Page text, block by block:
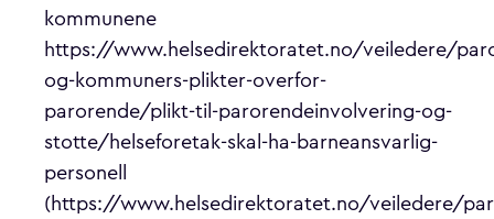
kommunene
https://www.helsedirektoratet.no/veiledere/
og-kommuners-plikter-overfor-
parorende/plikt-til-parorendeinvolvering-og-
stotte/helseforetak-skal-ha-barneansvarlig-
personell
(https://www.helsedirektoratet.no/veiledere/